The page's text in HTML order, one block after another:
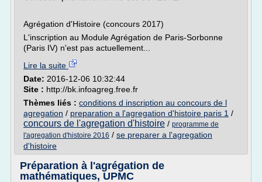
Agrégation d'Histoire (concours 2017)
L'inscription au Module Agrégation de Paris-Sorbonne
(Paris IV) n'est pas actuellement...
Lire la suite
Date: 2016-12-06 10:32:44
Site : http://bk.infoagreg.free.fr
Thèmes liés : conditions d inscription au concours de l
agregation / preparation a l'agregation d'histoire paris 1 /
concours de l'agregation d'histoire / programme de
l'agregation d'histoire 2016 / se preparer a l'agregation
d'histoire
Préparation à l'agrégation de
mathématiques, UPMC